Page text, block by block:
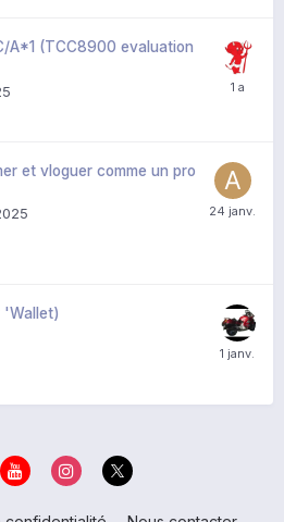
A*1 (TCC8900 evaluation
et vloguer comme un pro
'Wallet)